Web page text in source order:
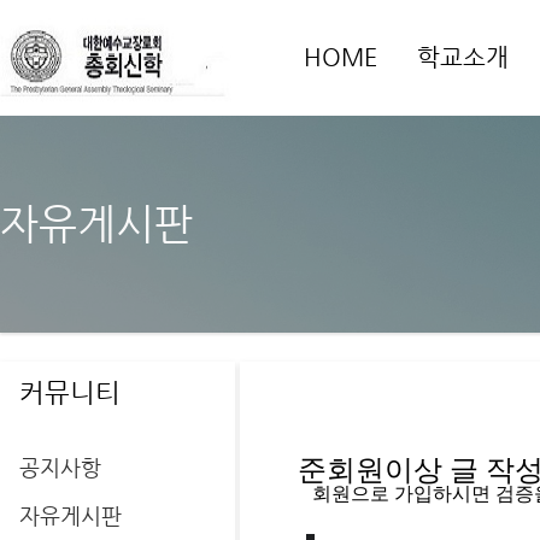
HOME 학교소개
자유게시판
커뮤니티
공지사항
자유게시판
준회원이상 글 작
회원으로 가입하시면 검